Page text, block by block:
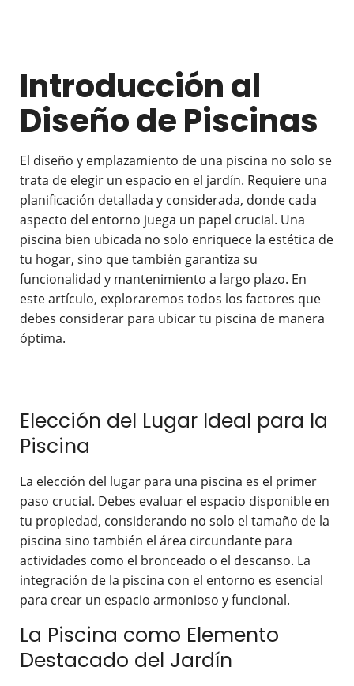
Introducción al
Diseño de Piscinas
El diseño y emplazamiento de una piscina no solo se
trata de elegir un espacio en el jardín. Requiere una
planificación detallada y considerada, donde cada
aspecto del entorno juega un papel crucial. Una
piscina bien ubicada no solo enriquece la estética de
tu hogar, sino que también garantiza su
funcionalidad y mantenimiento a largo plazo. En
este artículo, exploraremos todos los factores que
debes considerar para ubicar tu piscina de manera
óptima.
Elección del Lugar Ideal para la
Piscina
La elección del lugar para una piscina es el primer
paso crucial. Debes evaluar el espacio disponible en
tu propiedad, considerando no solo el tamaño de la
piscina sino también el área circundante para
actividades como el bronceado o el descanso. La
integración de la piscina con el entorno es esencial
para crear un espacio armonioso y funcional.
La Piscina como Elemento
Destacado del Jardín